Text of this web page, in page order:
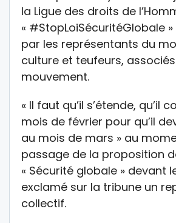
la Ligue des droits de
« #StopLoiSécuritéGlobale
par les représentants du
culture et teufeurs,
mouvement.
« Il faut qu’il s’étende, qu’il
mois de février pour qu’il
au mois de mars » au
passage de la proposition
« Sécurité globale » devant
exclamé sur la tribune un
collectif.